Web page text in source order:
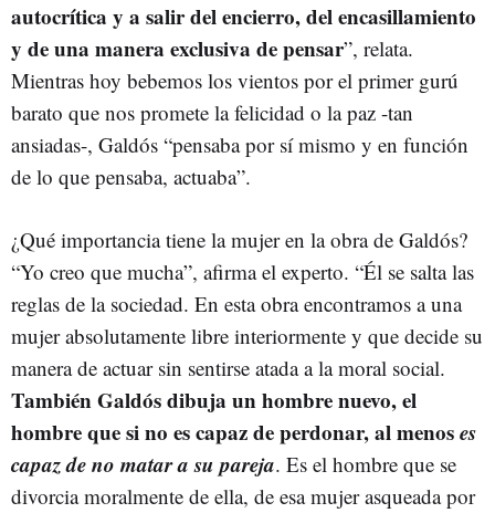
autocrítica y a salir del encierro, del encasillamiento
y de una manera exclusiva de pensar”, relata.
Mientras hoy bebemos los vientos por el primer gurú
barato que nos promete la felicidad o la paz -tan
ansiadas-, Galdós “pensaba por sí mismo y en función
de lo que pensaba, actuaba”.
¿Qué importancia tiene la mujer en la obra de Galdós?
“Yo creo que mucha”, afirma el experto. “Él se salta las
reglas de la sociedad. En esta obra encontramos a una
mujer absolutamente libre interiormente y que decide su
manera de actuar sin sentirse atada a la moral social.
También Galdós dibuja un hombre nuevo, el
hombre que si no es capaz de perdonar, al menoses
capaz de no matar a su pareja. Es el hombre que se
divorcia moralmente de ella, de esa mujer asqueada por